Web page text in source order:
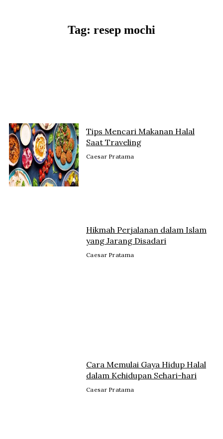
Tag: resep mochi
Tips Mencari Makanan Halal
Saat Traveling
Caesar Pratama
Hikmah Perjalanan dalam Islam
yang Jarang Disadari
Caesar Pratama
Cara Memulai Gaya Hidup Halal
dalam Kehidupan Sehari-hari
Caesar Pratama